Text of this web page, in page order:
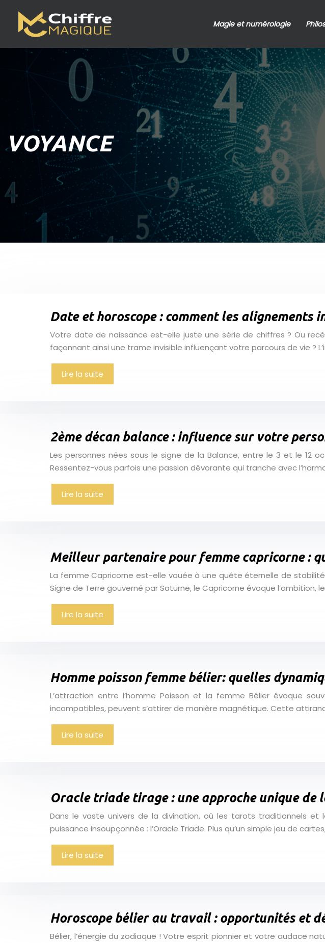
Magie et numérologie
VOYANCE
Date et horoscope : comment les alignements
Votre date de naissance est-elle juste une série de chiffres ? Ou
façonnant ainsi une trame invisible influençant votre parcours de vie ?
Lire la suite
2ème décan balance : influence sur votre
Les personnes nées sous le signe de la Balance, entre le 3 et le 12
Ressentez-vous parfois une passion dévorante qui tranche avec
Lire la suite
Meilleur partenaire pour femme capricorne :
La femme Capricorne est-elle vouée à une quête éternelle de
Signe de Terre gouverné par Saturne, le Capricorne évoque l’ambition,
Lire la suite
Homme poisson femme bélier: quelles
L’attraction entre l’homme Poisson et la femme Bélier évoque
incompatibles, peuvent s’attirer de manière magnétique. Cette
Lire la suite
Oracle triade tirage : une approche unique de
Dans le vaste univers de la divination, où les tarots traditionnels et
puissance insoupçonnée : l’Oracle Triade. Plus qu’un simple jeu de
Lire la suite
Horoscope bélier au travail : opportunités et
Bélier, l’énergie du zodiaque ! Votre esprit pionnier et votre audace